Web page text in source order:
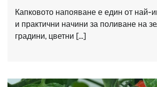
Капковото напояване е един от най-
и практични начини за поливане на
градини, цветни […]